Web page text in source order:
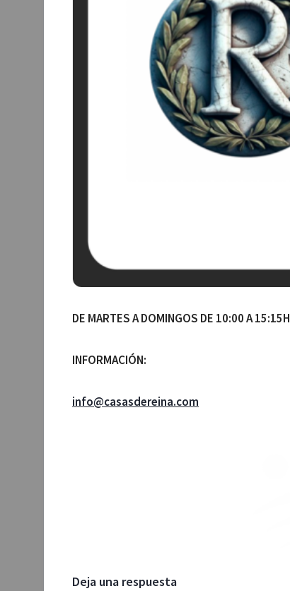
DE MARTES A DOMINGOS DE 10:00 A 15:15H
INFORMACIÓN:
info@casasdereina.com
Deja una respuesta